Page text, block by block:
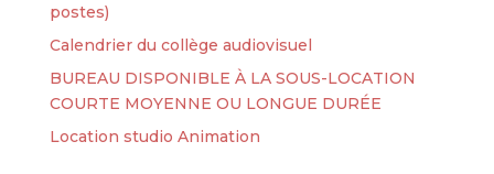
postes)
Calendrier du collège audiovisuel
BUREAU DISPONIBLE À LA SOUS-LOCATION
COURTE MOYENNE OU LONGUE DURÉE
Location studio Animation